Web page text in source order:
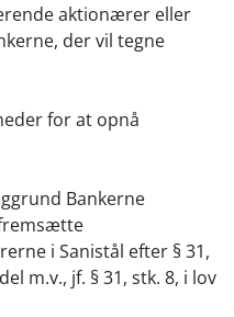
aktionærer eller
der vil tegne
for at opnå
Bankerne
i Sanistål efter § 31,
m.v., jf. § 31, stk. 8, i lov